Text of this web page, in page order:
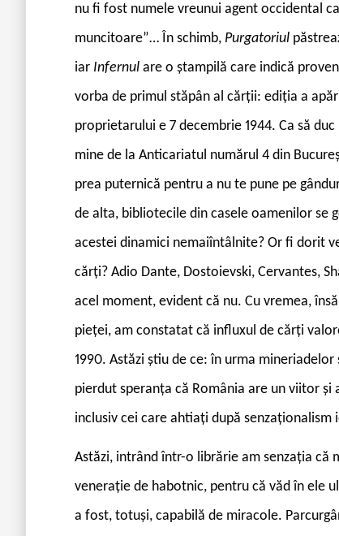
nu fi fost numele vreunui agent occidental
muncitoare”… În schimb, Purgatoriul
iar Infernul are o ștampilă care indică
vorba de primul stăpân al cărții: ediția a
proprietarului e 7 decembrie 1944. Ca să
mine de la Anticariatul numărul 4 din
prea puternică pentru a nu te pune pe
de alta, bibliotecile din casele oamenilor se
acestei dinamici nemaiîntâlnite? Or fi dorit
cărți? Adio Dante, Dostoievski, Cervantes,
acel moment, evident că nu. Cu vremea,
pieței, am constatat că influxul de cărți
1990. Astăzi știu de ce: în urma
pierdut speranța că România are un viitor
inclusiv cei care ahtiați după
Astăzi, intrând într-o librărie am senzația
venerație de habotnic, pentru că văd în ele
a fost, totuși, capabilă de miracole.